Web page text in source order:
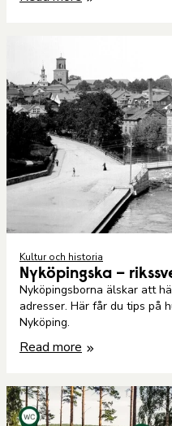
Kultur och historia
Nyköpingska –
Nyköpingsborna älskar att
adresser. Här får du tips på
Nyköping.
Read more